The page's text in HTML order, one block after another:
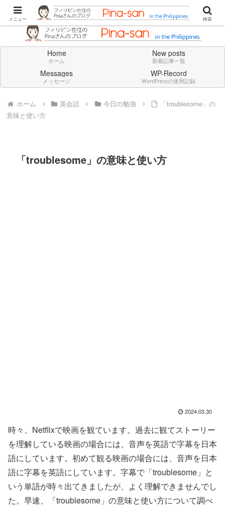
Don't think deeply. Feel always in English.
Home
ホーム
New posts
新着記事一覧
Messages
メッセージ
WP-Record
WordPressの使用記録
ホーム 英会話 今日の勉強
「troublesome」の
意味と使い方
「troublesome」の意味と使い方
2024.03.30
時々、Netflixで映画を観ています。過去に観てストーリー
を理解している映画の場合には、音声を英語で字幕を日本
語にしています。初めて観る映画の場合には、音声を日本
語に字幕を英語にしています。字幕で「troublesome」と
いう単語が時々出てきましたが、よく理解できませんでし
た。早速、「troublesome」の意味と使い方について調べ
メニュー 検索